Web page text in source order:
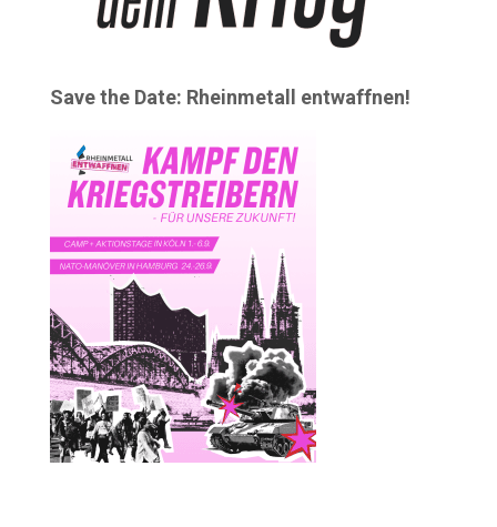
Save the Date: Rheinmetall entwaffnen!